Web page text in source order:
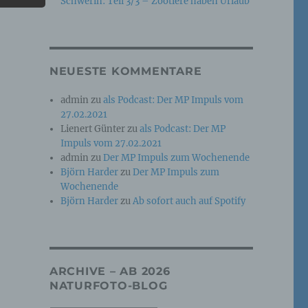
NEUESTE KOMMENTARE
admin zuals Podcast: Der MP Impuls vom
27.02.2021
Lienert Günterzuals Podcast: Der MP
Impuls vom 27.02.2021
admin zuDer MP Impuls zum Wochenende
Björn HarderzuDer MP Impuls zum
Wochenende
Björn HarderzuAb sofort auch auf Spotify
ARCHIVE – AB 2026
NATURFOTO-BLOG